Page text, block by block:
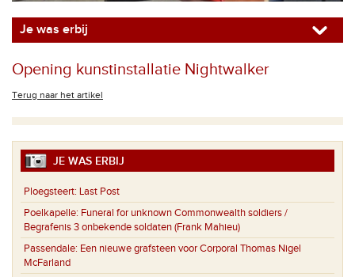
Je was erbij
Opening kunstinstallatie Nightwalker
Terug naar het artikel
JE WAS ERBIJ
Ploegsteert: Last Post
Poelkapelle: Funeral for unknown Commonwealth soldiers /
Begrafenis 3 onbekende soldaten (Frank Mahieu)
Passendale: Een nieuwe grafsteen voor Corporal Thomas Nigel
McFarland